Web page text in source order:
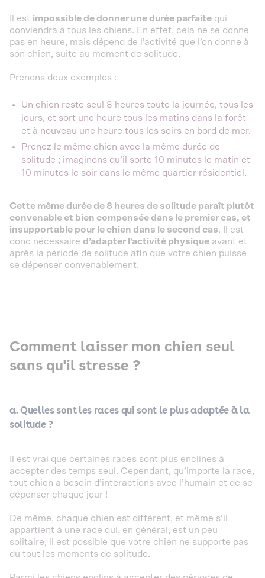
Il est impossible de donner une durée parfaite qui
conviendra à tous les chiens. En effet, cela ne se donne
pas en heure, mais dépend de l’activité que l’on donne à
son chien, suite au moment de solitude.
Prenons deux exemples :
Un chien reste seul 8 heures toute la journée, tous les
jours, et sort une heure tous les matins dans la forêt
et à nouveau une heure tous les soirs en bord de mer.
Prenez le même chien avec la même durée de
solitude ; imaginons qu’il sorte 10 minutes le matin et
10 minutes le soir dans le même quartier résidentiel.
Cette même durée de 8 heures de solitude paraît plutôt
convenable et bien compensée dans le premier cas, et
insupportable pour le chien dans le second cas. Il est
donc nécessaire d’adapter l’activité physique avant et
après la période de solitude afin que votre chien puisse
se dépenser convenablement.
Comment laisser mon chien seul
sans qu'il stresse ?
a. Quelles sont les races qui sont le plus adaptée à la
solitude ?
Il est vrai que certaines races sont plus enclines à
accepter des temps seul. Cependant, qu’importe la race,
tout chien a besoin d’interactions avec l’humain et de se
dépenser chaque jour !
De même, chaque chien est différent, et même s’il
appartient à une race qui, en général, est un peu
solitaire, il est possible que votre chien ne supporte pas
du tout les moments de solitude.